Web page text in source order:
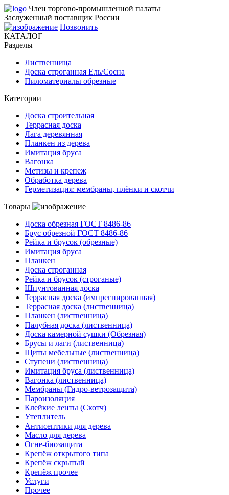
Член торгово-промышленной палаты
Заслуженный поставщик России
Позвонить
КАТАЛОГ
Разделы
Лиственница
Доска строганная Ель/Сосна
Пиломатериалы обрезные
Категории
Доска строительная
Террасная доска
Лага деревянная
Планкен из дерева
Имитация бруса
Вагонка
Метизы и крепеж
Обработка дерева
Герметизация: мембраны, плёнки и скотчи
Товары
Доска обрезная ГОСТ 8486-86
Брус обрезной ГОСТ 8486-86
Рейка и брусок (обрезные)
Имитация бруса
Планкен
Доска строганная
Рейка и брусок (строганые)
Шпунтованная доска
Террасная доска (импрегнированная)
Террасная доска (лиственница)
Планкен (лиственница)
Палубная доска (лиственница)
Доска камерной сушки (Обрезная)
Брусы и лаги (лиственница)
Щиты мебельные (лиственница)
Ступени (лиственница)
Имитация бруса (лиственница)
Вагонка (лиственница)
Мембраны (Гидро-ветрозащита)
Пароизоляция
Клейкие ленты (Скотч)
Утеплитель
Антисептики для дерева
Масло для дерева
Огне-биозащита
Крепёж открытого типа
Крепёж скрытый
Крепёж прочее
Услуги
Прочее